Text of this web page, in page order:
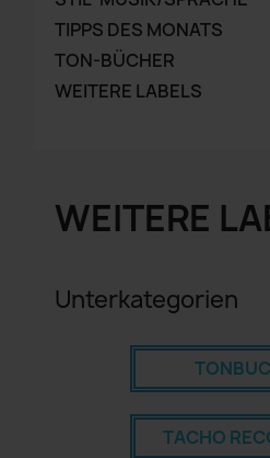
TIPPS DES MONATS
TON-BÜCHER
WEITERE LABELS
WEITERE
Unterkategorien
TACHO